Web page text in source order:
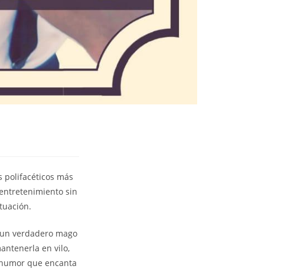
polifacéticos más
sin
verdadero mago
en vilo,
que encanta